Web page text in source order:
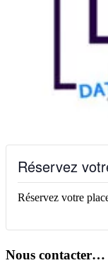
Réservez
Réservez votre
Nous contacter…